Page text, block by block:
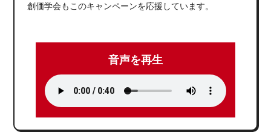
創価学会もこのキャンペーンを応援しています。
音声を再生